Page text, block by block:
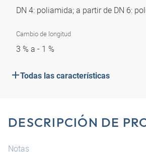
DN 4: poliamida; a partir de DN 6:
Cambio de longitud
3 % a - 1 %
Todas las características
DESCRIPCIÓN DE
Notas